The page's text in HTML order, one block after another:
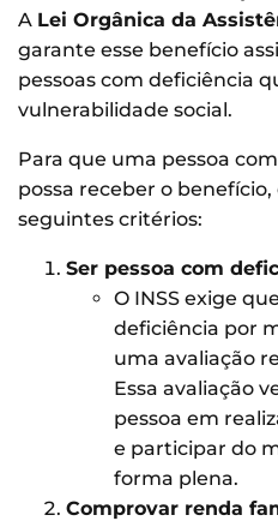
A Lei Orgânica da
garante esse benefício
pessoas com deficiência
vulnerabilidade social.
Para que uma pessoa
possa receber o
seguintes critérios:
Ser pessoa com
O INSS exige
deficiência por
uma avaliação
Essa avaliação
pessoa em
e participar do
forma plena.
Comprovar renda